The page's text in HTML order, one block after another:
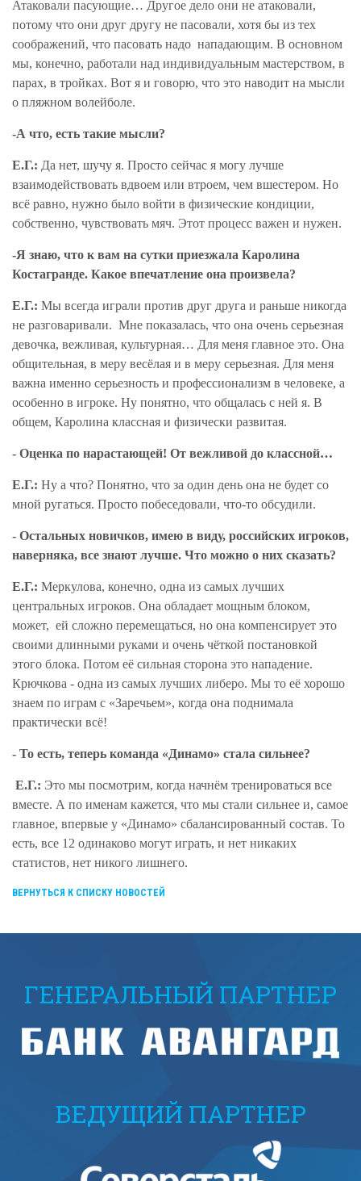
Атаковали пасующие… Другое дело они не атаковали,
потому что они друг другу не пасовали, хотя бы из тех
соображений, что пасовать надо нападающим. В основном
мы, конечно, работали над индивидуальным мастерством, в
парах, в тройках. Вот я и говорю, что это наводит на мысли
о пляжном волейболе.
-А что, есть такие мысли?
Е.Г.: Да нет, шучу я. Просто сейчас я могу лучше
взаимодействовать вдвоем или втроем, чем вшестером. Но
всё равно, нужно было войти в физические кондиции,
собственно, чувствовать мяч. Этот процесс важен и нужен.
-Я знаю, что к вам на сутки приезжала Каролина
Костагранде. Какое впечатление она произвела?
Е.Г.: Мы всегда играли против друг друга и раньше никогда
не разговаривали. Мне показалась, что она очень серьезная
девочка, вежливая, культурная… Для меня главное это. Она
общительная, в меру весёлая и в меру серьезная. Для меня
важна именно серьезность и профессионализм в человеке, а
особенно в игроке. Ну понятно, что общалась с ней я. В
общем, Каролина классная и физически развитая.
- Оценка по нарастающей! От вежливой до классной…
Е.Г.: Ну а что? Понятно, что за один день она не будет со
мной ругаться. Просто побеседовали, что-то обсудили.
- Остальных новичков, имею в виду, российских игроков,
наверняка, все знают лучше. Что можно о них сказать?
Е.Г.: Меркулова, конечно, одна из самых лучших
центральных игроков. Она обладает мощным блоком,
может, ей сложно перемещаться, но она компенсирует это
своими длинными руками и очень чёткой постановкой
этого блока. Потом её сильная сторона это нападение.
Крючкова - одна из самых лучших либеро. Мы то её хорошо
знаем по играм с «Заречьем», когда она поднимала
практически всё!
- То есть, теперь команда «Динамо» стала сильнее?
Е.Г.: Это мы посмотрим, когда начнём тренироваться все
вместе. А по именам кажется, что мы стали сильнее и, самое
главное, впервые у «Динамо» сбалансированный состав. То
есть, все 12 одинаково могут играть, и нет никаких
статистов, нет никого лишнего.
ВЕРНУТЬСЯ К СПИСКУ НОВОСТЕЙ
ГЕНЕРАЛЬНЫЙ ПАРТНЕР
ВЕДУЩИЙ ПАРТНЕР